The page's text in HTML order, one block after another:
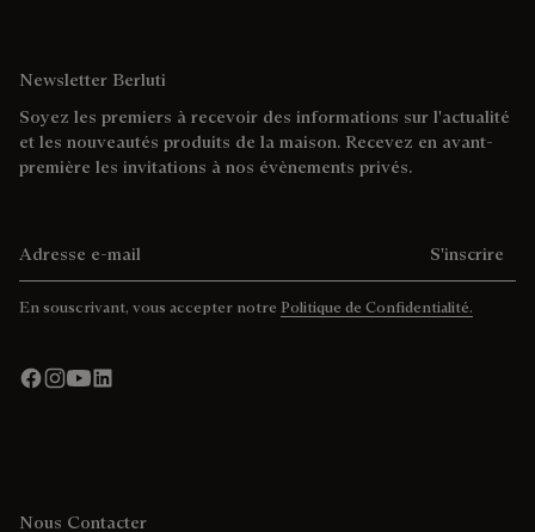
Newsletter Berluti
Soyez les premiers à recevoir des informations sur l'actualité
et les nouveautés produits de la maison. Recevez en avant-
première les invitations à nos évènements privés.
S'inscrire
En souscrivant, vous accepter notre Politique de Confidentialité.
Nous Contacter